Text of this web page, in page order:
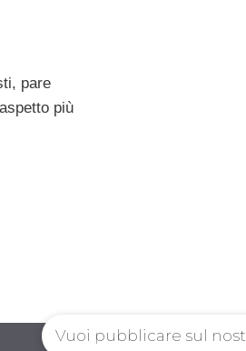
pare
più
Vuoi pubblicare sul